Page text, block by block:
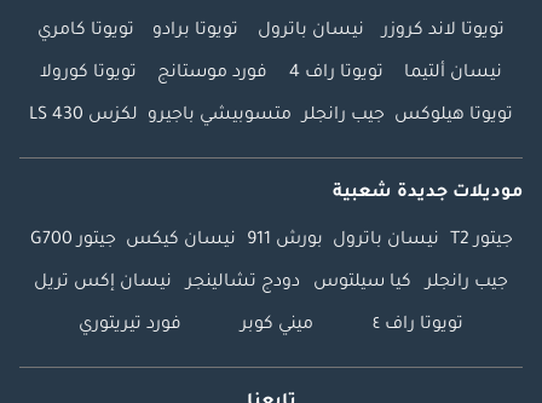
تويوتا لاند كروزر نيسان باترول تويوتا برادو تويوتا كامري
نيسان ألتيما تويوتا راف 4 فورد موستانج تويوتا كورولا
تويوتا هيلوكس جيب رانجلر متسوبيشي باجيرو لكزس LS 430
موديلات جديدة شعبية
جيتور T2 نيسان باترول بورش 911 نيسان كيكس جيتور G700
جيب رانجلر كيا سيلتوس دودج تشالينجر نيسان إكس تريل
تويوتا راف ٤ ميني كوبر فورد تيريتوري